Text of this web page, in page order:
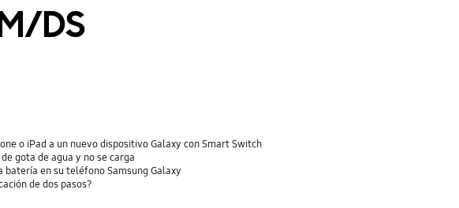
DS
o iPad a un nuevo dispositivo Galaxy con Smart Switch
gota de agua y no se carga
batería en su teléfono Samsung Galaxy
de dos pasos?